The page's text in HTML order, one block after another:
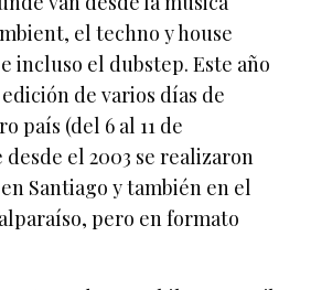
el techno y house
incluso el dubstep. Este año
de varios días de
país (del 6 al 11 de
el 2003 se realizaron
Santiago y también en el
pero en formato